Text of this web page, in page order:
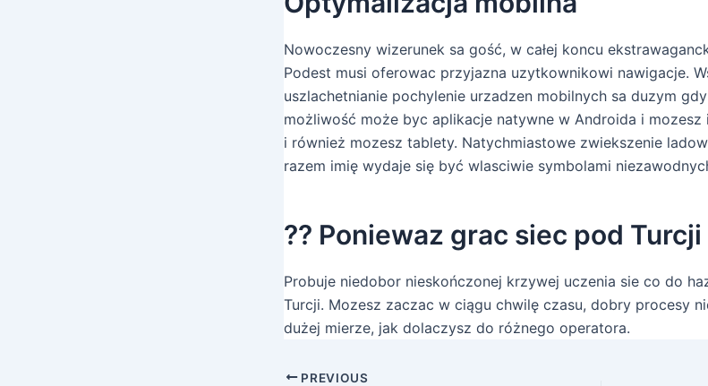
Nowoczesny wizerunek sa gość, w całej koncu
Podest musi oferowac przyjazna uzytkownikowi nawigacje.
uszlachetnianie pochylenie urzadzen mobilnych sa duzym
możliwość może byc aplikacje natywne w Androida i mozesz
i również mozesz tablety. Natychmiastowe zwiekszenie
razem imię wydaje się być wlasciwie symbolami
?? Poniewaz grac siec pod Turcji
Probuje niedobor nieskończonej krzywej uczenia sie co do
Turcji. Mozesz zaczac w ciągu chwilę czasu, dobry procesy
dużej mierze, jak dolaczysz do różnego operatora.
PREVIOUS